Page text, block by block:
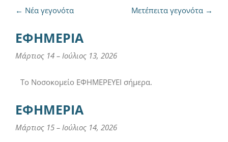
Μετέπειτα γεγονότα →
← Νέα γεγονότα
ΕΦΗΜΕΡΙΑ
Μάρτιος 14 – Ιούλιος 13, 2026
Το Νοσοκομείο ΕΦΗΜΕΡΕΥΕΙ σήμερα.
ΕΦΗΜΕΡΙΑ
Μάρτιος 15 – Ιούλιος 14, 2026